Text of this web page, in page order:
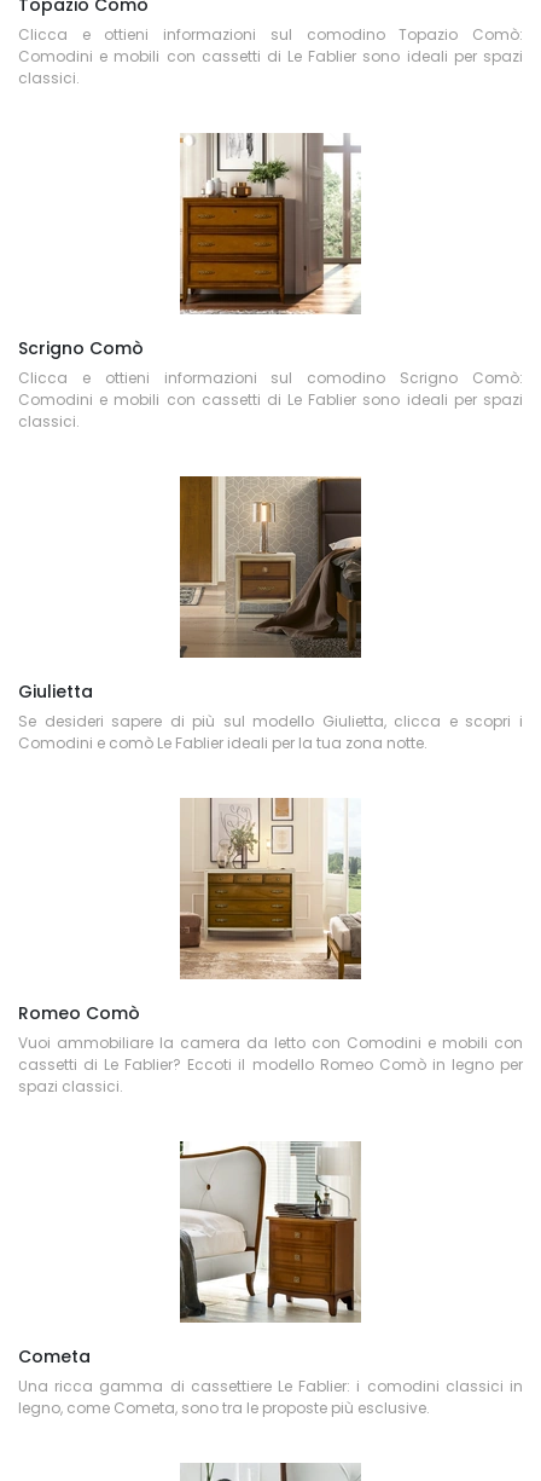
Topazio Comò
Clicca e ottieni informazioni sul comodino Topazio Comò:
Comodini e mobili con cassetti di Le Fablier sono ideali per spazi
classici.
Scrigno Comò
Clicca e ottieni informazioni sul comodino Scrigno Comò:
Comodini e mobili con cassetti di Le Fablier sono ideali per spazi
classici.
Giulietta
Se desideri sapere di più sul modello Giulietta, clicca e scopri i
Comodini e comò Le Fablier ideali per la tua zona notte.
Romeo Comò
Vuoi ammobiliare la camera da letto con Comodini e mobili con
cassetti di Le Fablier? Eccoti il modello Romeo Comò in legno per
spazi classici.
Cometa
Una ricca gamma di cassettiere Le Fablier: i comodini classici in
legno, come Cometa, sono tra le proposte più esclusive.